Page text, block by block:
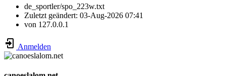
de_sportler/spo_223w.txt
Zuletzt geändert: 03-Aug-2026 07:41
von 127.0.0.1
Anmelden